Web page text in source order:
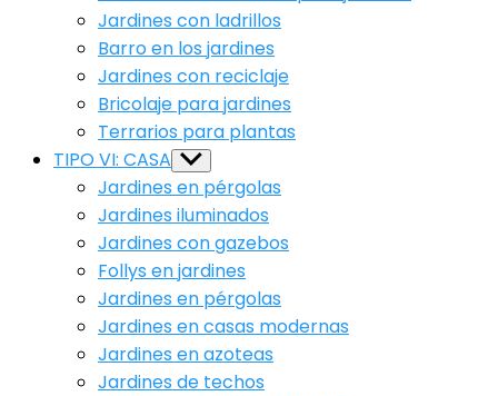
Jardines con ladrillos
Barro en los jardines
Jardines con reciclaje
Bricolaje para jardines
Terrarios para plantas
TIPO VI: CASA Show
sub
menu
Jardines en pérgolas
Jardines iluminados
Jardines con gazebos
Follys en jardines
Jardines en pérgolas
Jardines en casas modernas
Jardines en azoteas
Jardines de techos